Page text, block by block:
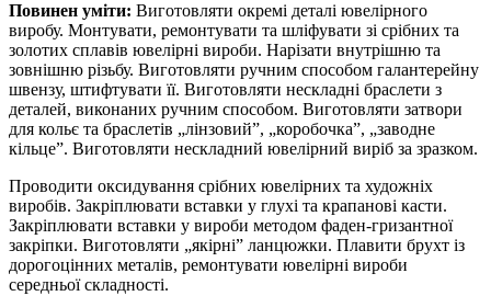
Повинен уміти: Виготовляти окремі деталі ювелірного
виробу. Монтувати, ремонтувати та шліфувати зі срібних та
золотих сплавів ювелірні вироби. Нарізати внутрішню та
зовнішню різьбу. Виготовляти ручним способом галантерейну
швензу, штифтувати її. Виготовляти нескладні браслети з
деталей, виконаних ручним способом. Виготовляти затвори
для кольє та браслетів „лінзовий”, „коробочка”, „заводне
кільце”. Виготовляти нескладний ювелірний виріб за зразком.
Проводити оксидування срібних ювелірних та художніх
виробів. Закріплювати вставки у глухі та крапанові касти.
Закріплювати вставки у вироби методом фаден-гризантної
закріпки. Виготовляти „якірні” ланцюжки. Плавити брухт із
дорогоцінних металів, ремонтувати ювелірні вироби
середньої складності.